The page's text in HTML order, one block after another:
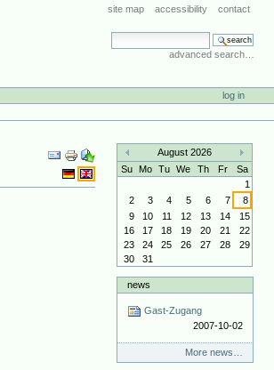
site map accessibility contact
search site
advanced search…
log in
Document
Actions
«
August 2026
»
Su Mo Tu We Th Fr
Sa
1
2
3 4 5 6 7
8
9
10 11 12 13 14
15
16
17 18 19 20 21
22
23
24 25 26 27 28
29
30
31
news
Gast-Zugang
2007-10-02
More news…